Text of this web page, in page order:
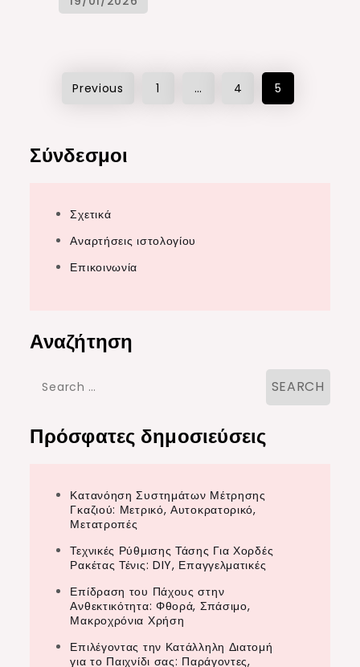
Posts
Previous 1 … 4 5
Σύνδεσμοι
Σχετικά
Αναρτήσεις ιστολογίου
Επικοινωνία
Αναζήτηση
Search
Πρόσφατες δημοσιεύσεις
Κατανόηση Συστημάτων Μέτρησης
Γκαζιού: Μετρικό, Αυτοκρατορικό,
Μετατροπές
Τεχνικές Ρύθμισης Τάσης Για Χορδές
Ρακέτας Τένις: DIY, Επαγγελματικές
Επίδραση του Πάχους στην
Ανθεκτικότητα: Φθορά, Σπάσιμο,
Μακροχρόνια Χρήση
Επιλέγοντας την Κατάλληλη Διατομή
για το Παιχνίδι σας: Παράγοντες,